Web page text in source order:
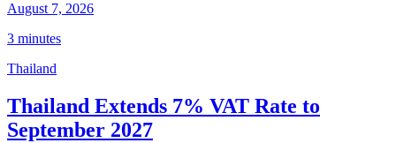
August 7, 2026
3 minutes
Thailand
Thailand Extends 7% VAT Rate to
September 2027